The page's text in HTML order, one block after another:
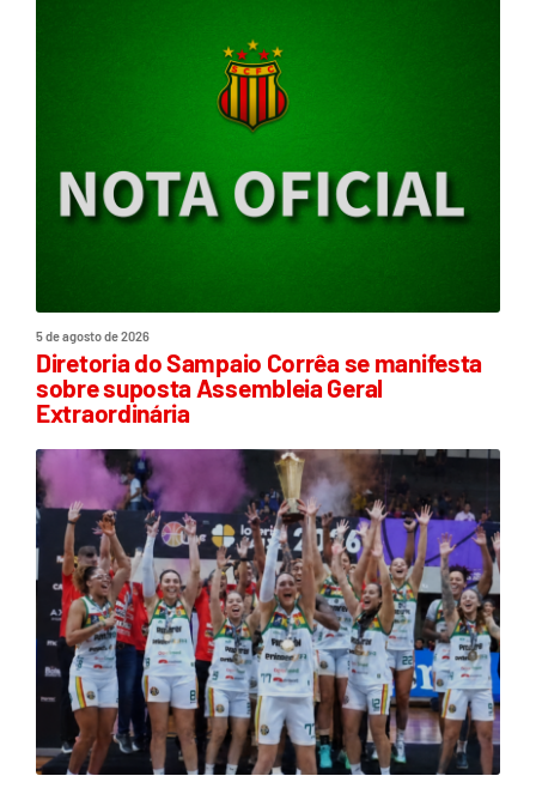
5 de agosto de 2026
Diretoria do Sampaio Corrêa se manifesta
sobre suposta Assembleia Geral
Extraordinária